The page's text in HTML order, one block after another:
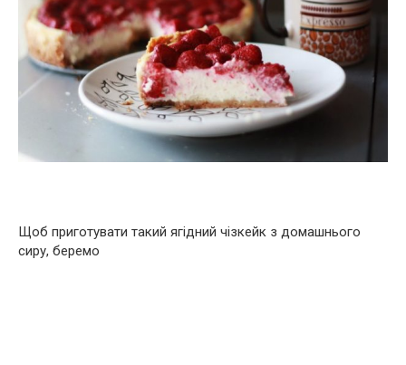
Щоб приготувати такий ягідний чізкейк з домашнього
сиру, беремо